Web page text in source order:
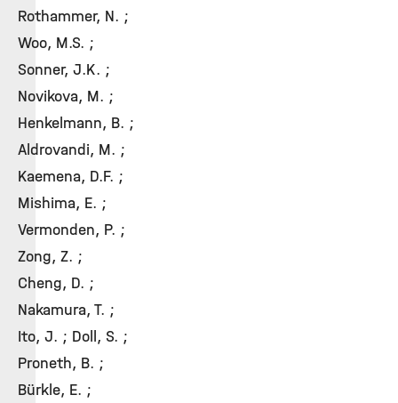
Rothammer, N. ;
Woo, M.S. ;
Sonner, J.K. ;
Novikova, M. ;
Henkelmann, B. ;
Aldrovandi, M. ;
Kaemena, D.F. ;
Mishima, E. ;
Vermonden, P. ;
Zong, Z. ;
Cheng, D. ;
Nakamura, T. ;
Ito, J. ; Doll, S. ;
Proneth, B. ;
Bürkle, E. ;